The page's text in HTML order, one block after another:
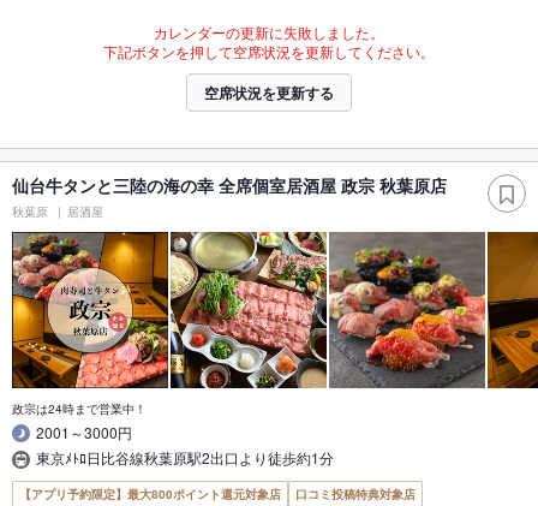
カレンダーの更新に失敗しました。
下記ボタンを押して空席状況を更新してください。
空席状況を更新する
仙台牛タンと三陸の海の幸 全席個室居酒屋 政宗 秋葉原店
秋葉原 居酒屋
政宗は24時まで営業中！
2001～3000円
東京ﾒﾄﾛ日比谷線秋葉原駅2出口より徒歩約1分
【アプリ予約限定】最大800ポイント還元対象店 口コミ投稿特典対象店